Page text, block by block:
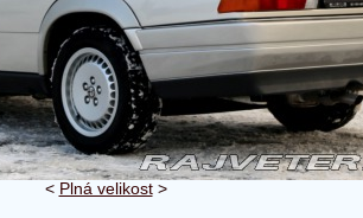
< Plná velikost>